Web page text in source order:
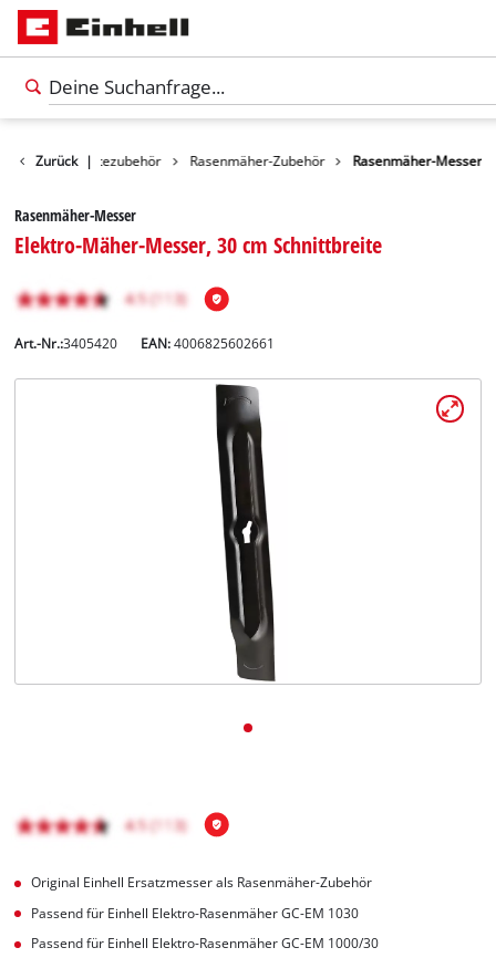
Zurück |
Gartengerätezubehör Rasenmäher-Zubehör Rasenmäher-Messer
Rasenmäher-Messer
Elektro-Mäher-Messer, 30 cm Schnittbreite
Art.-Nr.:3405420 EAN:4006825602661
Original Einhell Ersatzmesser als Rasenmäher-Zubehör
Passend für Einhell Elektro-Rasenmäher GC-EM 1030
Passend für Einhell Elektro-Rasenmäher GC-EM 1000/30